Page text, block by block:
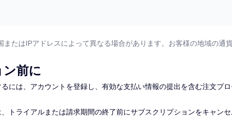
またはIPアドレスによって異なる場合があります。お客様の地域の通
前に
には、アカウントを登録し、有効な支払い情報の提出を含む注文プ
トライアルまたは請求期間の終了前にサブスクリプションをキャン